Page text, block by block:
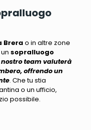
Brera o in altre zone
sopralluogo
team valuterà
offrendo un
. Che tu stia
o un ufficio,
possibile.